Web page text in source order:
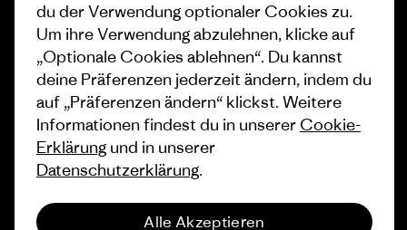
Geschenkgutscheine
Stores in deiner Nähe
Patagonia Deutschland
Seitenverzeichnis
© 2026 Patagonia, Inc. All Rights Reserved.
du der Verwendung optionaler Cookies zu.
Um ihre Verwendung abzulehnen, klicke auf
„Optionale Cookies ablehnen“. Du kannst
deine Präferenzen jederzeit ändern, indem du
auf „Präferenzen ändern“ klickst. Weitere
Informationen findest du in unserer Cookie-
Erklärung und in unserer
Datenschutzerklärung.
Alle Akzeptieren